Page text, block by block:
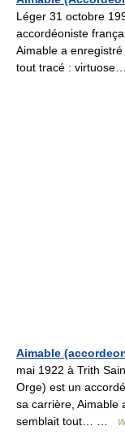
Léger 31 octobre
accordéoniste
Aimable a
tout tracé :
Aimable
mai 1922 à Trith
Orge) est un
sa carrière, Aimable
semblait tout… …